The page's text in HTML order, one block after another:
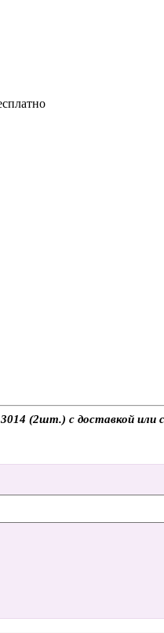
(2шт.) с доставкой